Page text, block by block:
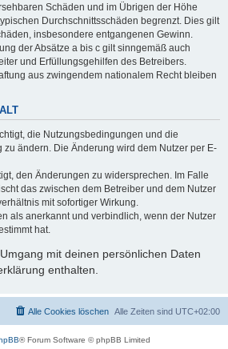
Schäden und im Übrigen der Höhe
Durchschnittsschäden begrenzt. Dies gilt
insbesondere entgangenen Gewinn.
der Absätze a bis c gilt sinngemäß auch
und Erfüllungsgehilfen des Betreibers.
aus zwingendem nationalem Recht bleiben
die Nutzungsbedingungen und die
zu ändern. Die Änderung wird dem Nutzer per E-
den Änderungen zu widersprechen. Im Falle
das zwischen dem Betreiber und dem Nutzer
mit sofortiger Wirkung.
als anerkannt und verbindlich, wenn der Nutzer
hat.
mit deinen persönlichen Daten
enthalten.
Alle Zeiten sind UTC+02:00
Alle Cookies löschen
® Forum Software © phpBB Limited